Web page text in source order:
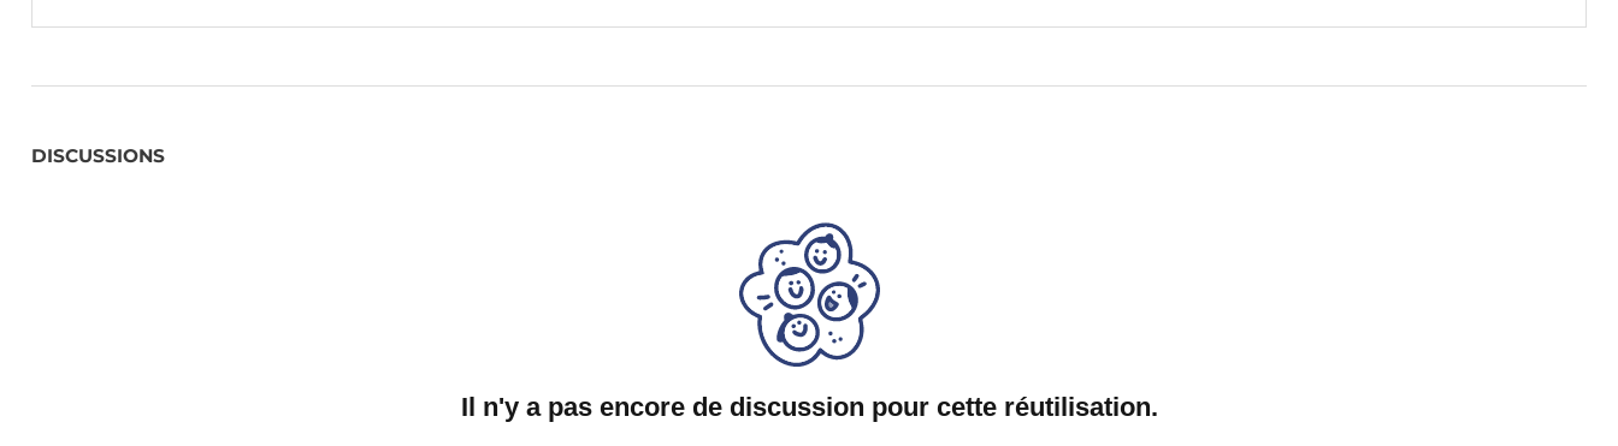
DISCUSSIONS
Il n'y a pas encore de discussion pour cette réutilisation.